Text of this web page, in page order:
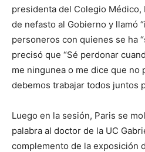
presidenta del Colegio Médico,
de nefasto al Gobierno y llamó
personeros con quienes se ha
precisó que “Sé perdonar
me ningunea o me dice que no
debemos trabajar todos juntos
Luego en la sesión, Paris se
palabra al doctor de la UC
complemento de la exposición